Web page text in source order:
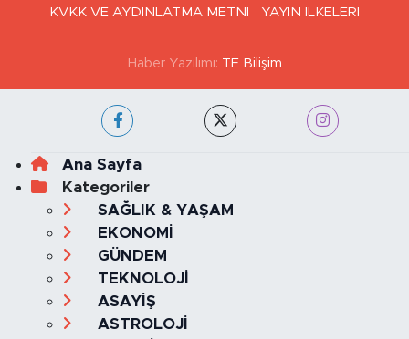
KVKK VE AYDINLATMA METNİ
YAYIN İLKELERİ
Haber Yazılımı: TE Bilişim
Ana Sayfa
Kategoriler
SAĞLIK & YAŞAM
EKONOMİ
GÜNDEM
TEKNOLOJİ
ASAYİŞ
ASTROLOJİ